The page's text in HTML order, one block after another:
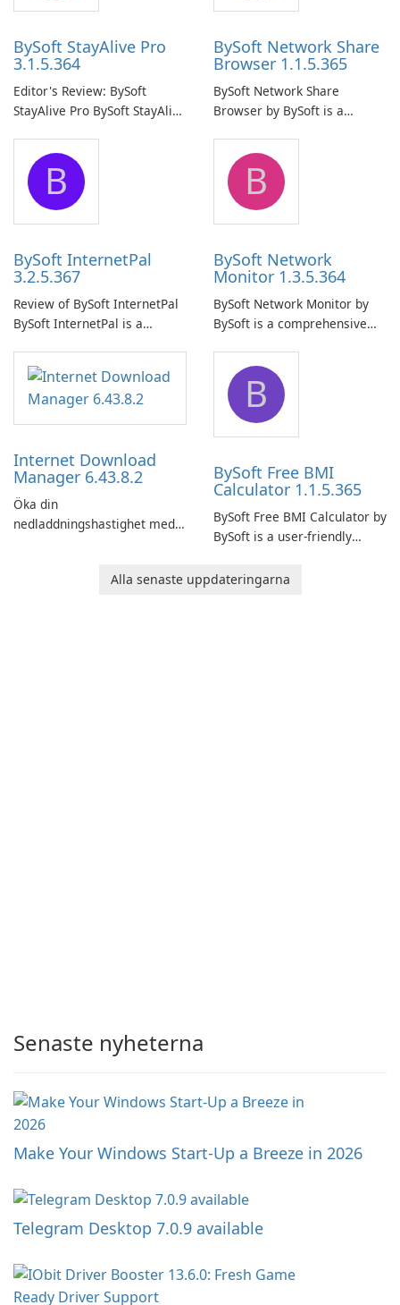
BySoft StayAlive Pro
3.1.5.364
Editor's Review: BySoft
StayAlive Pro BySoft StayAlive
application designed to
ensure the continuous and
uninterrupted operation of
your computer system.
BySoft Network Share
Browser 1.1.5.365
BySoft Network Share
Browser by BySoft is a
application that allows users
to easily browse and manage
shared folders on their
network.
B
BySoft InternetPal
3.2.5.367
Review of BySoft InternetPal
BySoft InternetPal is a
application designed to
monitor your internet
connection and provide real-
time insights into its
B
BySoft Network
Monitor 1.3.5.364
BySoft Network Monitor by
BySoft is a comprehensive
designed to help businesses
effectively manage their
network infrastructure.
Internet Download
Manager 6.43.8.2
Öka din
nedladdningshastighet med
B
BySoft Free BMI
Calculator 1.1.5.365
BySoft Free BMI Calculator by
BySoft is a user-friendly
designed to help you
Alla senaste uppdateringarna
Senaste nyheterna
Make Your Windows Start-Up a Breeze in 2026
Telegram Desktop 7.0.9 available